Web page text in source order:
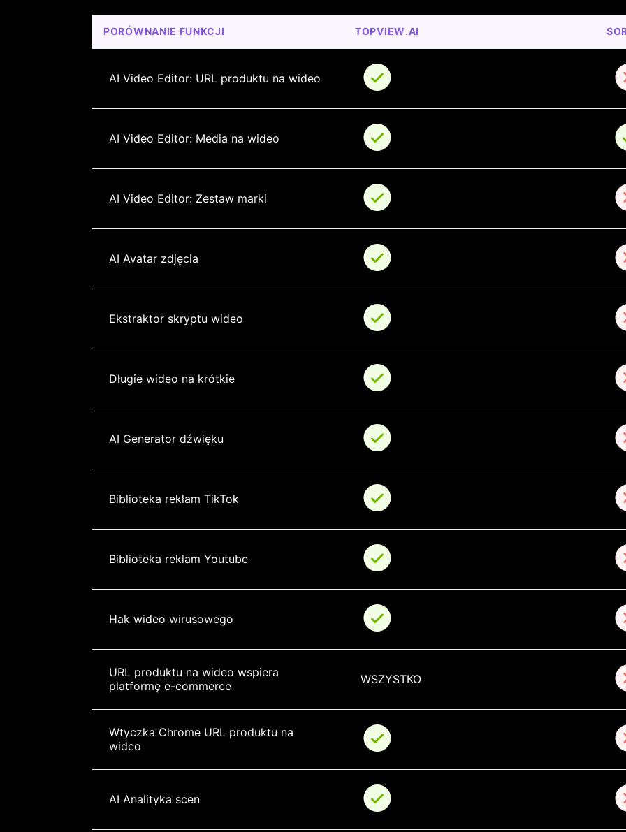
PORÓWNANIE FUNKCJI TOPVIEW.AI
AI Video Editor: URL produktu na wideo
AI Video Editor: Media na wideo
AI Video Editor: Zestaw marki
AI Avatar zdjęcia
Ekstraktor skryptu wideo
Długie wideo na krótkie
AI Generator dźwięku
Biblioteka reklam TikTok
Biblioteka reklam Youtube
Hak wideo wirusowego
URL produktu na wideo wspiera
platformę e-commerce
WSZYSTKO
Wtyczka Chrome URL produktu na
wideo
AI Analityka scen